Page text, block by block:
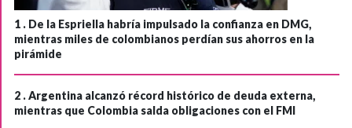
1 . De la Espriella habría impulsado la confianza en DMG,
mientras miles de colombianos perdían sus ahorros en la
pirámide
2 .Argentina alcanzó récord histórico de deuda externa,
mientras que Colombia salda obligaciones con el FMI